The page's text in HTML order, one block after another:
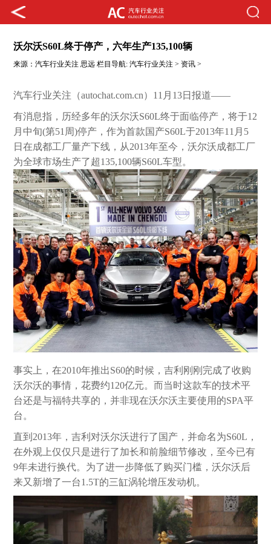
沃尔沃S60L终于停产，六年生产135,100辆
来源：汽车行业关注 思远 栏目导航:汽车行业关注 > 资讯 >
汽车行业关注（autochat.com.cn）11月13日报道——
有消息指，历经多年的沃尔沃S60L终于面临停产，将于12
月中旬(第51周)停产，作为首款国产S60L于2013年11月5
日在成都工厂量产下线，从2013年至今，沃尔沃成都工厂
为全球市场生产了超135,100辆S60L车型。
事实上，在2010年推出S60的时候，吉利刚刚完成了收购
沃尔沃的事情，花费约120亿元。而当时这款车的技术平
台还是与福特共享的，并非现在沃尔沃主要使用的SPA平
台。
直到2013年，吉利对沃尔沃进行了国产，并命名为S60L，
在外观上仅仅只是进行了加长和前脸细节修改，至今已有
9年未进行换代。为了进一步降低了购买门槛，沃尔沃后
来又新增了一台1.5T的三缸涡轮增压发动机。